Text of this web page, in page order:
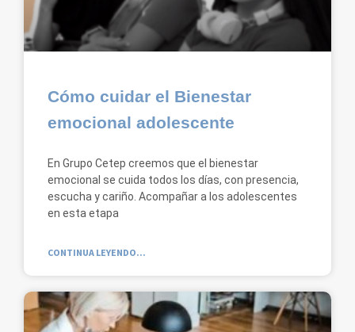
Cómo cuidar el Bienestar
emocional adolescente
En Grupo Cetep creemos que el bienestar
emocional se cuida todos los días, con presencia,
escucha y cariño. Acompañar a los adolescentes
en esta etapa
CONTINUA LEYENDO...